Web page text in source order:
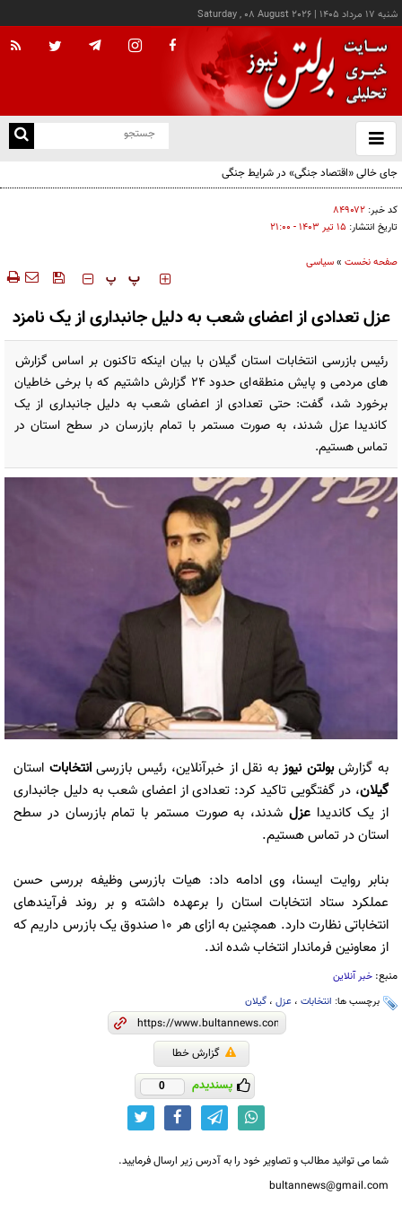
شنبه ۱۷ مرداد ۱۴۰۵ |
Saturday , 08 August 2026
باز
و
جای خالی «اقتصاد جنگی» در شرایط جنگی
کد خبر: ۸۴۹۰۷۲
تاریخ انتشار: ۱۵ تير ۱۴۰۳ - ۲۱:۰۰
صفحه نخست »سیاسی
‍‍‍ پ پ
عزل تعدادی از اعضای شعب به دلیل جانبداری از یک نامزد
رئیس بازرسی انتخابات استان گیلان با بیان اینکه تاکنون بر اساس گزارش
های مردمی و پایش منطقه ای حدود ۲۴ گزارش داشتیم که با برخی خاطیان
برخورد شد، گفت: حتی تعدادی از اعضای شعب به دلیل جانبداری از یک
کاندیدا عزل شدند، به صورت مستمر با تمام بازرسان در سطح استان در
تماس هستیم.
به گزارش بولتن نیوزبه نقل از خبرآنلاین، رئیس بازرسیانتخابات استان
گیلان، در گفتگویی تاکید کرد: تعدادی از اعضای شعب به دلیل جانبداری
از یک کاندیداعزل شدند، به صورت مستمر با تمام بازرسان در سطح
استان در تماس هستیم.
بنابر روایت ایسنا، وی ادامه داد: هیات بازرسی وظیفه بررسی حسن
عملکرد ستاد انتخابات استان را برعهده داشته و بر روند فرآیندهای
انتخاباتی نظارت دارد. همچنین به ازای هر ۱۰ صندوق یک بازرس داریم که
از معاونین فرماندار انتخاب شده اند.
منبع: خبر آنلاین
برچسب ها: انتخابات ، عزل ، گیلان
گزارش خطا
پسندیدم 0
شما می توانید مطالب و تصاویر خود را به آدرس زیر ارسال فرمایید.
bultannews@gmail.com